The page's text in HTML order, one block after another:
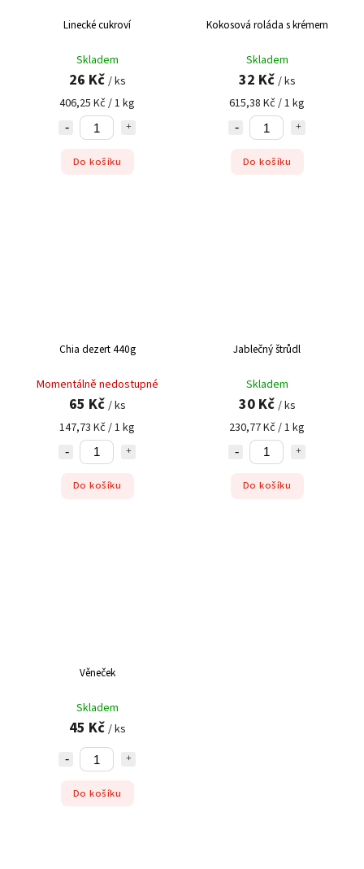
Linecké cukroví
Skladem
26 Kč / ks
406,25 Kč / 1 kg
Do košíku
Kokosová roláda s krémem
Skladem
32 Kč / ks
615,38 Kč / 1 kg
Do košíku
Chia dezert 440g
Momentálně nedostupné
65 Kč / ks
147,73 Kč / 1 kg
Do košíku
Jablečný štrůdl
Skladem
30 Kč / ks
230,77 Kč / 1 kg
Do košíku
Věneček
Skladem
45 Kč / ks
Do košíku